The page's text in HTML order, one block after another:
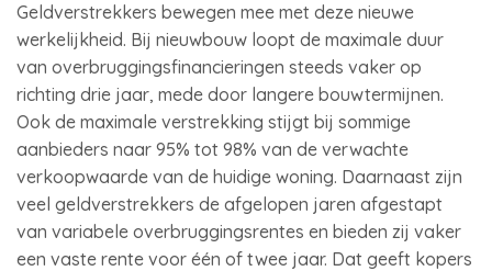
Geldverstrekkers bewegen mee met deze nieuwe
werkelijkheid. Bij nieuwbouw loopt de maximale duur
van overbruggingsfinancieringen steeds vaker op
richting drie jaar, mede door langere bouwtermijnen.
Ook de maximale verstrekking stijgt bij sommige
aanbieders naar 95% tot 98% van de verwachte
verkoopwaarde van de huidige woning. Daarnaast zijn
veel geldverstrekkers de afgelopen jaren afgestapt
van variabele overbruggingsrentes en bieden zij vaker
een vaste rente voor één of twee jaar. Dat geeft kopers